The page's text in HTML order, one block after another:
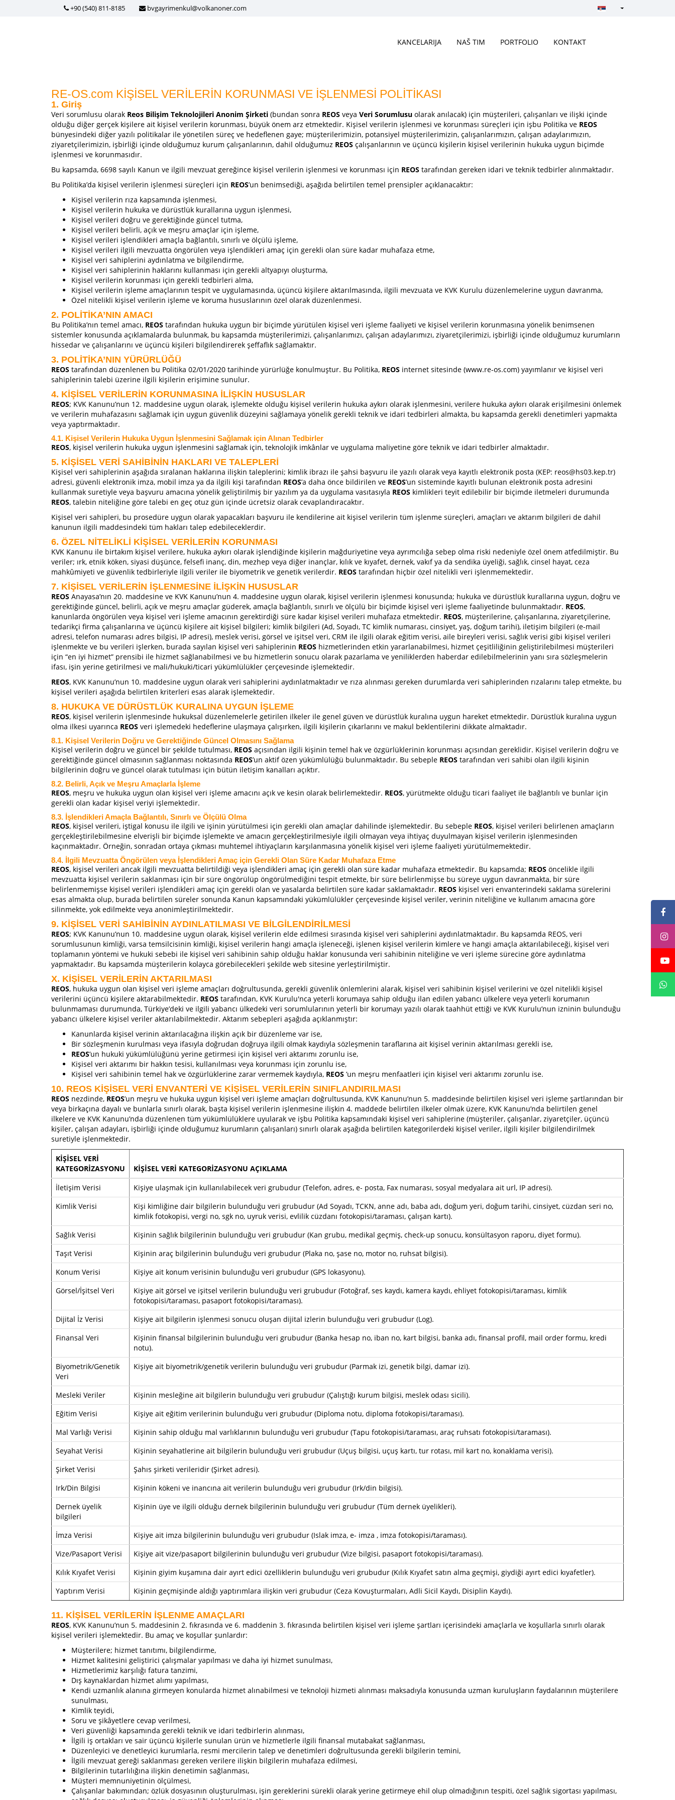
+90 (540) 811-8185
bvgayrimenkul@volkanoner.com
KANCELARIJA NAŠ TIM PORTFOLIO KONTAKT
RE-OS.com KİŞİSEL VERİLERİN KORUNMASI VE İŞLENMESİ POLİTİKASI
1. Giriş
Veri sorumlusu olarak Reos Bilişim Teknolojileri Anonim Şirketi (bundan sonra REOS veya Veri Sorumlusu olarak anılacak) için müşterileri, çalışanları ve ilişki içinde
olduğu diğer gerçek kişilere ait kişisel verilerin korunması, büyük önem arz etmektedir. Kişisel verilerin işlenmesi ve korunması süreçleri için işbu Politika ve REOS
bünyesindeki diğer yazılı politikalar ile yönetilen süreç ve hedeflenen gaye; müşterilerimizin, potansiyel müşterilerimizin, çalışanlarımızın, çalışan adaylarımızın,
ziyaretçilerimizin, işbirliği içinde olduğumuz kurum çalışanlarının, dahil olduğumuz REOS çalışanlarının ve üçüncü kişilerin kişisel verilerinin hukuka uygun biçimde
işlenmesi ve korunmasıdır.
Bu kapsamda, 6698 sayılı Kanun ve ilgili mevzuat gereğince kişisel verilerin işlenmesi ve korunması için REOS tarafından gereken idari ve teknik tedbirler alınmaktadır.
Bu Politika’da kişisel verilerin işlenmesi süreçleri için REOS’un benimsediği, aşağıda belirtilen temel prensipler açıklanacaktır:
Kişisel verilerin rıza kapsamında işlenmesi,
Kişisel verilerin hukuka ve dürüstlük kurallarına uygun işlenmesi,
Kişisel verileri doğru ve gerektiğinde güncel tutma,
Kişisel verileri belirli, açık ve meşru amaçlar için işleme,
Kişisel verileri işlendikleri amaçla bağlantılı, sınırlı ve ölçülü işleme,
Kişisel verileri ilgili mevzuatta öngörülen veya işlendikleri amaç için gerekli olan süre kadar muhafaza etme,
Kişisel veri sahiplerini aydınlatma ve bilgilendirme,
Kişisel veri sahiplerinin haklarını kullanması için gerekli altyapıyı oluşturma,
Kişisel verilerin korunması için gerekli tedbirleri alma,
Kişisel verilerin işleme amaçlarının tespit ve uygulamasında, üçüncü kişilere aktarılmasında, ilgili mevzuata ve KVK Kurulu düzenlemelerine uygun davranma,
Özel nitelikli kişisel verilerin işleme ve koruma hususlarının özel olarak düzenlenmesi.
2. POLİTİKA’NIN AMACI
Bu Politika’nın temel amacı, REOS tarafından hukuka uygun bir biçimde yürütülen kişisel veri işleme faaliyeti ve kişisel verilerin korunmasına yönelik benimsenen
sistemler konusunda açıklamalarda bulunmak, bu kapsamda müşterilerimizi, çalışanlarımızı, çalışan adaylarımızı, ziyaretçilerimizi, işbirliği içinde olduğumuz kurumların
hissedar ve çalışanlarını ve üçüncü kişileri bilgilendirerek şeffaflık sağlamaktır.
3. POLİTİKA’NIN YÜRÜRLÜĞÜ
REOS tarafından düzenlenen bu Politika 02/01/2020 tarihinde yürürlüğe konulmuştur. Bu Politika, REOS internet sitesinde (www.re-os.com) yayımlanır ve kişisel veri
sahiplerinin talebi üzerine ilgili kişilerin erişimine sunulur.
4. KİŞİSEL VERİLERİN KORUNMASINA İLİŞKİN HUSUSLAR
REOS; KVK Kanunu’nun 12. maddesine uygun olarak, işlemekte olduğu kişisel verilerin hukuka aykırı olarak işlenmesini, verilere hukuka aykırı olarak erişilmesini önlemek
ve verilerin muhafazasını sağlamak için uygun güvenlik düzeyini sağlamaya yönelik gerekli teknik ve idari tedbirleri almakta, bu kapsamda gerekli denetimleri yapmakta
veya yaptırmaktadır.
4.1. Kişisel Verilerin Hukuka Uygun İşlenmesini Sağlamak için Alınan Tedbirler
REOS, kişisel verilerin hukuka uygun işlenmesini sağlamak için, teknolojik imkânlar ve uygulama maliyetine göre teknik ve idari tedbirler almaktadır.
5. KİŞİSEL VERİ SAHİBİNİN HAKLARI VE TALEPLERİ
Kişisel veri sahiplerinin aşağıda sıralanan haklarına ilişkin taleplerini; kimlik ibrazı ile şahsi başvuru ile yazılı olarak veya kayıtlı elektronik posta (KEP: reos@hs03.kep.tr)
adresi, güvenli elektronik imza, mobil imza ya da ilgili kişi tarafından REOS’a daha önce bildirilen ve REOS’un sisteminde kayıtlı bulunan elektronik posta adresini
kullanmak suretiyle veya başvuru amacına yönelik geliştirilmiş bir yazılım ya da uygulama vasıtasıyla REOS kimlikleri teyit edilebilir bir biçimde iletmeleri durumunda
REOS, talebin niteliğine göre talebi en geç otuz gün içinde ücretsiz olarak cevaplandıracaktır.
Kişisel veri sahipleri, bu prosedüre uygun olarak yapacakları başvuru ile kendilerine ait kişisel verilerin tüm işlenme süreçleri, amaçları ve aktarım bilgileri de dahil
kanunun ilgili maddesindeki tüm hakları talep edebileceklerdir.
6. ÖZEL NİTELİKLİ KİŞİSEL VERİLERİN KORUNMASI
KVK Kanunu ile birtakım kişisel verilere, hukuka aykırı olarak işlendiğinde kişilerin mağduriyetine veya ayrımcılığa sebep olma riski nedeniyle özel önem atfedilmiştir. Bu
veriler; ırk, etnik köken, siyasi düşünce, felsefi inanç, din, mezhep veya diğer inançlar, kılık ve kıyafet, dernek, vakıf ya da sendika üyeliği, sağlık, cinsel hayat, ceza
mahkûmiyeti ve güvenlik tedbirleriyle ilgili veriler ile biyometrik ve genetik verilerdir. REOS tarafından hiçbir özel nitelikli veri işlenmemektedir.
7. KİŞİSEL VERİLERİN İŞLENMESİNE İLİŞKİN HUSUSLAR
REOS Anayasa’nın 20. maddesine ve KVK Kanunu’nun 4. maddesine uygun olarak, kişisel verilerin işlenmesi konusunda; hukuka ve dürüstlük kurallarına uygun, doğru ve
gerektiğinde güncel, belirli, açık ve meşru amaçlar güderek, amaçla bağlantılı, sınırlı ve ölçülü bir biçimde kişisel veri işleme faaliyetinde bulunmaktadır. REOS,
kanunlarda öngörülen veya kişisel veri işleme amacının gerektirdiği süre kadar kişisel verileri muhafaza etmektedir. REOS, müşterilerine, çalışanlarına, ziyaretçilerine,
tedarikçi firma çalışanlarına ve üçüncü kişilere ait kişisel bilgileri; kimlik bilgileri (Ad, Soyadı, TC kimlik numarası, cinsiyet, yaş, doğum tarihi), iletişim bilgileri (e-mail
adresi, telefon numarası adres bilgisi, IP adresi), meslek verisi, görsel ve işitsel veri, CRM ile ilgili olarak eğitim verisi, aile bireyleri verisi, sağlık verisi gibi kişisel verileri
işlenmekte ve bu verileri işlerken, burada sayılan kişisel veri sahiplerinin REOS hizmetlerinden etkin yararlanabilmesi, hizmet çeşitliliğinin geliştirilebilmesi müşterileri
için “en iyi hizmet” prensibi ile hizmet sağlanabilmesi ve bu hizmetlerin sonucu olarak pazarlama ve yeniliklerden haberdar edilebilmelerinin yanı sıra sözleşmelerin
ifası, işin yerine getirilmesi ve mali/hukuki/ticari yükümlülükler çerçevesinde işlemektedir.
REOS, KVK Kanunu’nun 10. maddesine uygun olarak veri sahiplerini aydınlatmaktadır ve rıza alınması gereken durumlarda veri sahiplerinden rızalarını talep etmekte, bu
kişisel verileri aşağıda belirtilen kriterleri esas alarak işlemektedir.
8. HUKUKA VE DÜRÜSTLÜK KURALINA UYGUN İŞLEME
REOS, kişisel verilerin işlenmesinde hukuksal düzenlemelerle getirilen ilkeler ile genel güven ve dürüstlük kuralına uygun hareket etmektedir. Dürüstlük kuralına uygun
olma ilkesi uyarınca REOS veri işlemedeki hedeflerine ulaşmaya çalışırken, ilgili kişilerin çıkarlarını ve makul beklentilerini dikkate almaktadır.
8.1. Kişisel Verilerin Doğru ve Gerektiğinde Güncel Olmasını Sağlama
Kişisel verilerin doğru ve güncel bir şekilde tutulması, REOS açısından ilgili kişinin temel hak ve özgürlüklerinin korunması açısından gereklidir. Kişisel verilerin doğru ve
gerektiğinde güncel olmasının sağlanması noktasında REOS’un aktif özen yükümlülüğü bulunmaktadır. Bu sebeple REOS tarafından veri sahibi olan ilgili kişinin
bilgilerinin doğru ve güncel olarak tutulması için bütün iletişim kanalları açıktır.
8.2. Belirli, Açık ve Meşru Amaçlarla İşleme
REOS, meşru ve hukuka uygun olan kişisel veri işleme amacını açık ve kesin olarak belirlemektedir. REOS, yürütmekte olduğu ticari faaliyet ile bağlantılı ve bunlar için
gerekli olan kadar kişisel veriyi işlemektedir.
8.3. İşlendikleri Amaçla Bağlantılı, Sınırlı ve Ölçülü Olma
REOS, kişisel verileri, iştigal konusu ile ilgili ve işinin yürütülmesi için gerekli olan amaçlar dahilinde işlemektedir. Bu sebeple REOS, kişisel verileri belirlenen amaçların
gerçekleştirilebilmesine elverişli bir biçimde işlemekte ve amacın gerçekleştirilmesiyle ilgili olmayan veya ihtiyaç duyulmayan kişisel verilerin işlenmesinden
kaçınmaktadır. Örneğin, sonradan ortaya çıkması muhtemel ihtiyaçların karşılanmasına yönelik kişisel veri işleme faaliyeti yürütülmemektedir.
8.4. İlgili Mevzuatta Öngörülen veya İşlendikleri Amaç için Gerekli Olan Süre Kadar Muhafaza Etme
REOS, kişisel verileri ancak ilgili mevzuatta belirtildiği veya işlendikleri amaç için gerekli olan süre kadar muhafaza etmektedir. Bu kapsamda; REOS öncelikle ilgili
mevzuatta kişisel verilerin saklanması için bir süre öngörülüp öngörülmediğini tespit etmekte, bir süre belirlenmişse bu süreye uygun davranmakta, bir süre
belirlenmemişse kişisel verileri işlendikleri amaç için gerekli olan ve yasalarda belirtilen süre kadar saklamaktadır. REOS kişisel veri envanterindeki saklama sürelerini
esas almakta olup, burada belirtilen süreler sonunda Kanun kapsamındaki yükümlülükler çerçevesinde kişisel veriler, verinin niteliğine ve kullanım amacına göre
silinmekte, yok edilmekte veya anonimleştirilmektedir.
9. KİŞİSEL VERİ SAHİBİNİN AYDINLATILMASI VE BİLGİLENDİRİLMESİ
REOS; KVK Kanunu’nun 10. maddesine uygun olarak, kişisel verilerin elde edilmesi sırasında kişisel veri sahiplerini aydınlatmaktadır. Bu kapsamda REOS, veri
sorumlusunun kimliği, varsa temsilcisinin kimliği, kişisel verilerin hangi amaçla işleneceği, işlenen kişisel verilerin kimlere ve hangi amaçla aktarılabileceği, kişisel veri
toplamanın yöntemi ve hukuki sebebi ile kişisel veri sahibinin sahip olduğu haklar konusunda veri sahibinin niteliğine ve veri işleme sürecine göre aydınlatma
yapmaktadır. Bu kapsamda müşterilerin kolayca görebilecekleri şekilde web sitesine yerleştirilmiştir.
X. KİŞİSEL VERİLERİN AKTARILMASI
REOS, hukuka uygun olan kişisel veri işleme amaçları doğrultusunda, gerekli güvenlik önlemlerini alarak, kişisel veri sahibinin kişisel verilerini ve özel nitelikli kişisel
verilerini üçüncü kişilere aktarabilmektedir. REOS tarafından, KVK Kurulu'nca yeterli korumaya sahip olduğu ilan edilen yabancı ülkelere veya yeterli korumanın
bulunmaması durumunda, Türkiye’deki ve ilgili yabancı ülkedeki veri sorumlularının yeterli bir korumayı yazılı olarak taahhüt ettiği ve KVK Kurulu’nun izninin bulunduğu
yabancı ülkelere kişisel veriler aktarılabilmektedir. Aktarım sebepleri aşağıda açıklanmıştır:
Kanunlarda kişisel verinin aktarılacağına ilişkin açık bir düzenleme var ise,
Bir sözleşmenin kurulması veya ifasıyla doğrudan doğruya ilgili olmak kaydıyla sözleşmenin taraflarına ait kişisel verinin aktarılması gerekli ise,
REOS’un hukuki yükümlülüğünü yerine getirmesi için kişisel veri aktarımı zorunlu ise,
Kişisel veri aktarımı bir hakkın tesisi, kullanılması veya korunması için zorunlu ise,
Kişisel veri sahibinin temel hak ve özgürlüklerine zarar vermemek kaydıyla, REOS ’un meşru menfaatleri için kişisel veri aktarımı zorunlu ise.
10. REOS KİŞİSEL VERİ ENVANTERİ VE KİŞİSEL VERİLERİN SINIFLANDIRILMASI
REOS nezdinde, REOS’un meşru ve hukuka uygun kişisel veri işleme amaçları doğrultusunda, KVK Kanunu’nun 5. maddesinde belirtilen kişisel veri işleme şartlarından bir
veya birkaçına dayalı ve bunlarla sınırlı olarak, başta kişisel verilerin işlenmesine ilişkin 4. maddede belirtilen ilkeler olmak üzere, KVK Kanunu’nda belirtilen genel
ilkelere ve KVK Kanunu’nda düzenlenen tüm yükümlülüklere uyularak ve işbu Politika kapsamındaki kişisel veri sahiplerine (müşteriler, çalışanlar, ziyaretçiler, üçüncü
kişiler, çalışan adayları, işbirliği içinde olduğumuz kurumların çalışanları) sınırlı olarak aşağıda belirtilen kategorilerdeki kişisel veriler, ilgili kişiler bilgilendirilmek
suretiyle işlenmektedir.
KİŞİSEL VERİ
KATEGORİZASYONU
KİŞİSEL VERİ KATEGORİZASYONU AÇIKLAMA
İletişim Verisi
Kişiye ulaşmak için kullanılabilecek veri grubudur (Telefon, adres, e- posta, Fax numarası, sosyal medyalara ait url, IP adresi).
Kimlik Verisi
Kişi kimliğine dair bilgilerin bulunduğu veri grubudur (Ad Soyadı, TCKN, anne adı, baba adı, doğum yeri, doğum tarihi, cinsiyet, cüzdan seri no,
kimlik fotokopisi, vergi no, sgk no, uyruk verisi, evlilik cüzdanı fotokopisi/taraması, çalışan kartı).
Sağlık Verisi
Kişinin sağlık bilgilerinin bulunduğu veri grubudur (Kan grubu, medikal geçmiş, check-up sonucu, konsültasyon raporu, diyet formu).
Taşıt Verisi
Kişinin araç bilgilerinin bulunduğu veri grubudur (Plaka no, şase no, motor no, ruhsat bilgisi).
Konum Verisi
Kişiye ait konum verisinin bulunduğu veri grubudur (GPS lokasyonu).
Görsel/İşitsel Veri
Kişiye ait görsel ve işitsel verilerin bulunduğu veri grubudur (Fotoğraf, ses kaydı, kamera kaydı, ehliyet fotokopisi/taraması, kimlik
fotokopisi/taraması, pasaport fotokopisi/taraması).
Dijital İz Verisi
Kişiye ait bilgilerin işlenmesi sonucu oluşan dijital izlerin bulunduğu veri grubudur (Log).
Finansal Veri
Kişinin finansal bilgilerinin bulunduğu veri grubudur (Banka hesap no, iban no, kart bilgisi, banka adı, finansal profil, mail order formu, kredi
notu).
Biyometrik/Genetik
Veri
Kişiye ait biyometrik/genetik verilerin bulunduğu veri grubudur (Parmak izi, genetik bilgi, damar izi).
Mesleki Veriler
Kişinin mesleğine ait bilgilerin bulunduğu veri grubudur (Çalıştığı kurum bilgisi, meslek odası sicili).
Eğitim Verisi
Kişiye ait eğitim verilerinin bulunduğu veri grubudur (Diploma notu, diploma fotokopisi/taraması).
Mal Varlığı Verisi
Kişinin sahip olduğu mal varlıklarının bulunduğu veri grubudur (Tapu fotokopisi/taraması, araç ruhsatı fotokopisi/taraması).
Seyahat Verisi
Kişinin seyahatlerine ait bilgilerin bulunduğu veri grubudur (Uçuş bilgisi, uçuş kartı, tur rotası, mil kart no, konaklama verisi).
Şirket Verisi
Şahıs şirketi verileridir (Şirket adresi).
Irk/Din Bilgisi
Kişinin kökeni ve inancına ait verilerin bulunduğu veri grubudur (Irk/din bilgisi).
Dernek üyelik
bilgileri
Kişinin üye ve ilgili olduğu dernek bilgilerinin bulunduğu veri grubudur (Tüm dernek üyelikleri).
İmza Verisi
Kişiye ait imza bilgilerinin bulunduğu veri grubudur (Islak imza, e- imza , imza fotokopisi/taraması).
Vize/Pasaport Verisi
Kişiye ait vize/pasaport bilgilerinin bulunduğu veri grubudur (Vize bilgisi, pasaport fotokopisi/taraması).
Kılık Kıyafet Verisi
Kişinin giyim kuşamına dair ayırt edici özelliklerin bulunduğu veri grubudur (Kılık Kıyafet satın alma geçmişi, giydiği ayırt edici kıyafetler).
Yaptırım Verisi
Kişinin geçmişinde aldığı yaptırımlara ilişkin veri grubudur (Ceza Kovuşturmaları, Adli Sicil Kaydı, Disiplin Kaydı).
11. KİŞİSEL VERİLERİN İŞLENME AMAÇLARI
REOS, KVK Kanunu’nun 5. maddesinin 2. fıkrasında ve 6. maddenin 3. fıkrasında belirtilen kişisel veri işleme şartları içerisindeki amaçlarla ve koşullarla sınırlı olarak
kişisel verileri işlemektedir. Bu amaç ve koşullar şunlardır:
Müşterilere; hizmet tanıtımı, bilgilendirme,
Hizmet kalitesini geliştirici çalışmalar yapılması ve daha iyi hizmet sunulması,
Hizmetlerimiz karşılığı fatura tanzimi,
Dış kaynaklardan hizmet alımı yapılması,
Kendi uzmanlık alanına girmeyen konularda hizmet alınabilmesi ve teknoloji hizmeti alınması maksadıyla konusunda uzman kuruluşların faydalarının müşterilere
sunulması,
Kimlik teyidi,
Soru ve şikâyetlere cevap verilmesi,
Veri güvenliği kapsamında gerekli teknik ve idari tedbirlerin alınması,
İlgili iş ortakları ve sair üçüncü kişilerle sunulan ürün ve hizmetlerle ilgili finansal mutabakat sağlanması,
Düzenleyici ve denetleyici kurumlarla, resmi mercilerin talep ve denetimleri doğrultusunda gerekli bilgilerin temini,
İlgili mevzuat gereği saklanması gereken verilere ilişkin bilgilerin muhafaza edilmesi,
Bilgilerinin tutarlılığına ilişkin denetimin sağlanması,
Müşteri memnuniyetinin ölçülmesi,
Çalışanlar bakımından; özlük dosyasının oluşturulması, işin gereklerini sürekli olarak yerine getirmeye ehil olup olmadığının tespiti, özel sağlık sigortası yapılması,